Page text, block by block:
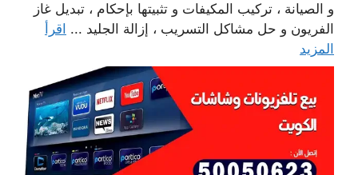
و الصيانة ، تركيب المكيفات و تثبيتها بإحكام ، تبديل غاز
الفريون و حل مشاكل التسريب ، إزالة الجليد ... اقرأ
المزيد